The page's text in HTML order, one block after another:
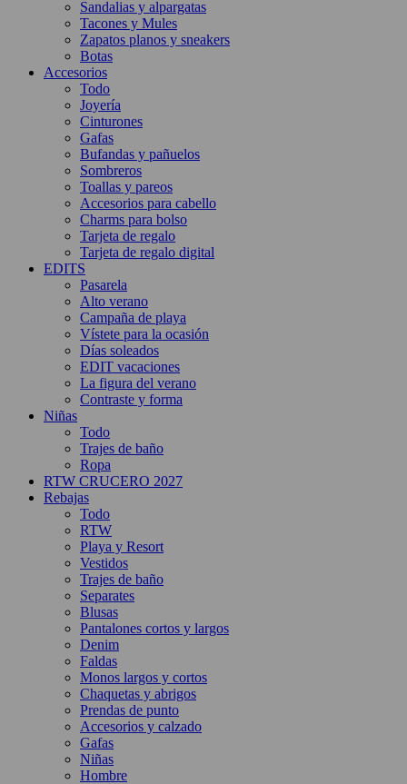
Sandalias y alpargatas
Tacones y Mules
Zapatos planos y sneakers
Botas
Accesorios
Todo
Joyería
Cinturones
Gafas
Bufandas y pañuelos
Sombreros
Toallas y pareos
Accesorios para cabello
Charms para bolso
Tarjeta de regalo
Tarjeta de regalo digital
EDITS
Pasarela
Alto verano
Campaña de playa
Vístete para la ocasión
Días soleados
EDIT vacaciones
La figura del verano
Contraste y forma
Niñas
Todo
Trajes de baño
Ropa
RTW CRUCERO 2027
Rebajas
Todo
RTW
Playa y Resort
Vestidos
Trajes de baño
Separates
Blusas
Pantalones cortos y largos
Denim
Faldas
Monos largos y cortos
Chaquetas y abrigos
Prendas de punto
Accesorios y calzado
Gafas
Niñas
Hombre